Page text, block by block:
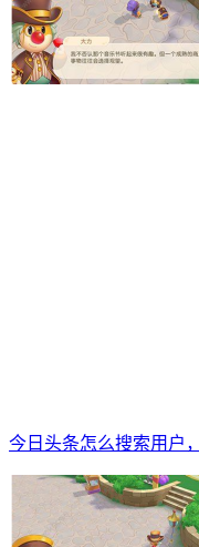
今日头条怎么搜索用户